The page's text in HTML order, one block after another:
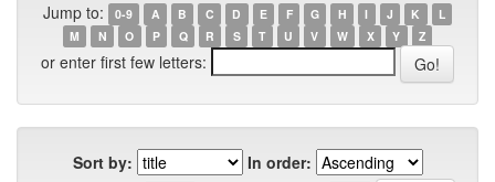
Jump to: 0-9 A B C D E F G H I J K
L
M
N O P Q R S T U V W X Y Z
or enter first few letters:
Sort by:
In order: